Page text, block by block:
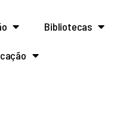
Bibliotecas